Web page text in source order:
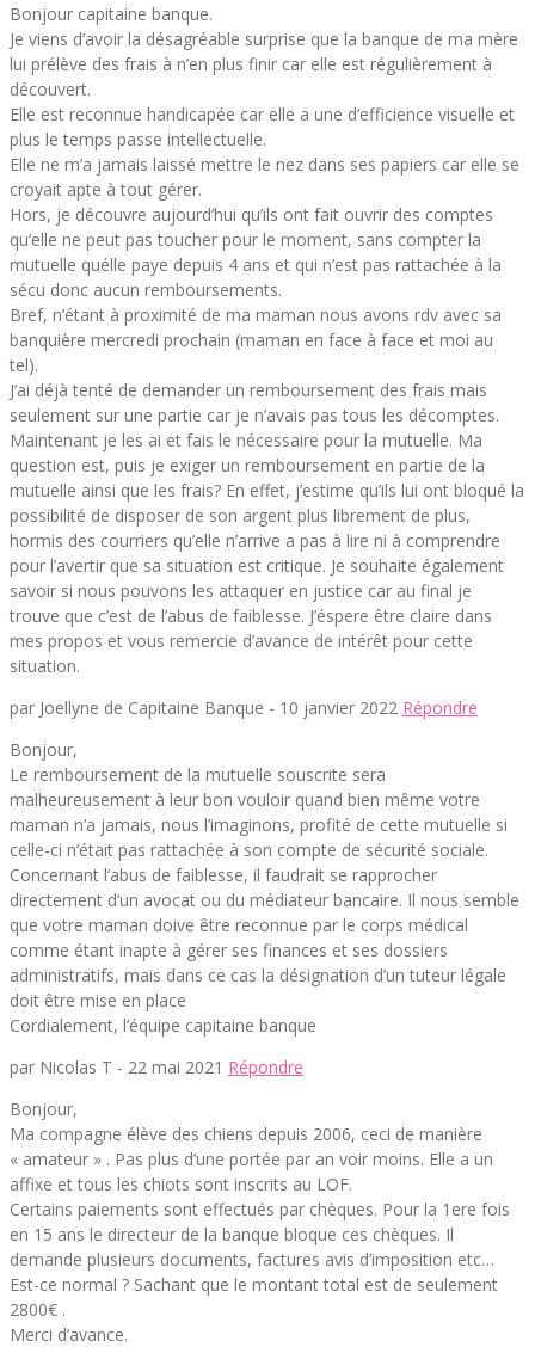
Bonjour capitaine banque.
Je viens d’avoir la désagréable surprise que la banque de ma mère
lui prélève des frais à n’en plus finir car elle est régulièrement à
découvert.
Elle est reconnue handicapée car elle a une d’efficience visuelle et
plus le temps passe intellectuelle.
Elle ne m’a jamais laissé mettre le nez dans ses papiers car elle se
croyait apte à tout gérer.
Hors, je découvre aujourd’hui qu’ils ont fait ouvrir des comptes
qu’elle ne peut pas toucher pour le moment, sans compter la
mutuelle quélle paye depuis 4 ans et qui n’est pas rattachée à la
sécu donc aucun remboursements.
Bref, n’étant à proximité de ma maman nous avons rdv avec sa
banquière mercredi prochain (maman en face à face et moi au
tel).
J’ai déjà tenté de demander un remboursement des frais mais
seulement sur une partie car je n’avais pas tous les décomptes.
Maintenant je les ai et fais le nécessaire pour la mutuelle. Ma
question est, puis je exiger un remboursement en partie de la
mutuelle ainsi que les frais? En effet, j’estime qu’ils lui ont bloqué la
possibilité de disposer de son argent plus librement de plus,
hormis des courriers qu’elle n’arrive a pas à lire ni à comprendre
pour l’avertir que sa situation est critique. Je souhaite également
savoir si nous pouvons les attaquer en justice car au final je
trouve que c’est de l’abus de faiblesse. J’éspere être claire dans
mes propos et vous remercie d’avance de intérêt pour cette
situation.
par Joellyne de Capitaine Banque - 10 janvier 2022 Répondre
Bonjour,
Le remboursement de la mutuelle souscrite sera
malheureusement à leur bon vouloir quand bien même votre
maman n’a jamais, nous l’imaginons, profité de cette mutuelle si
celle-ci n’était pas rattachée à son compte de sécurité sociale.
Concernant l’abus de faiblesse, il faudrait se rapprocher
directement d’un avocat ou du médiateur bancaire. Il nous semble
que votre maman doive être reconnue par le corps médical
comme étant inapte à gérer ses finances et ses dossiers
administratifs, mais dans ce cas la désignation d’un tuteur légale
doit être mise en place
Cordialement, l’équipe capitaine banque
par Nicolas T - 22 mai 2021 Répondre
Bonjour,
Ma compagne élève des chiens depuis 2006, ceci de manière
« amateur » . Pas plus d’une portée par an voir moins. Elle a un
affixe et tous les chiots sont inscrits au LOF.
Certains paiements sont effectués par chèques. Pour la 1ere fois
en 15 ans le directeur de la banque bloque ces chèques. Il
demande plusieurs documents, factures avis d’imposition etc…
Est-ce normal ? Sachant que le montant total est de seulement
2800€ .
Merci d’avance.